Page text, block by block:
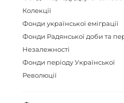
Колекції
Фонди української еміграції
Фонди Радянської доби та
Незалежності
Фонди періоду Української
Революції